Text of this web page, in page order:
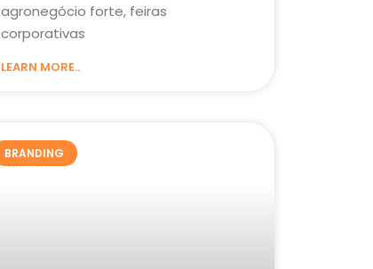
agronegócio forte, feiras
corporativas
LEARN MORE..
BRANDING